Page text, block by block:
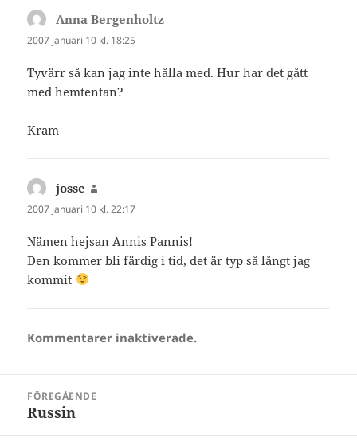
Anna Bergenholtz
2007 januari 10 kl. 18:25
Tyvärr så kan jag inte hålla med. Hur har det gått
med hemtentan?
Kram
josse
2007 januari 10 kl. 22:17
Nämen hejsan Annis Pannis!
Den kommer bli färdig i tid, det är typ så långt jag
kommit
Kommentarer inaktiverade.
FÖREGÅENDE
Föregående
Russin